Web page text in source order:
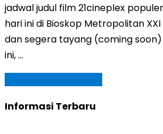
jadwal judul film 21cineplex
hari ini di Bioskop Metropolitan XXI
dan segera tayang (coming
ini, …
Informasi Terbaru